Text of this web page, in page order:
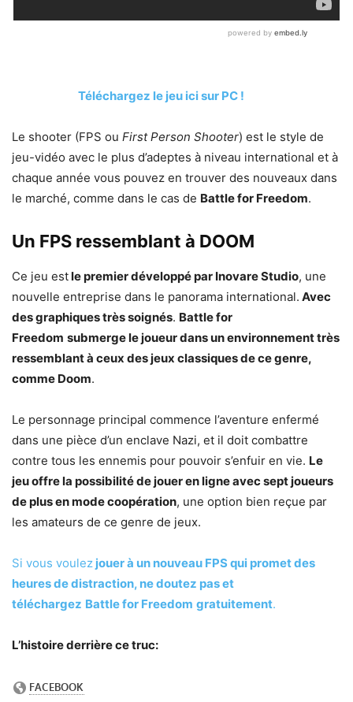
Téléchargez le jeu ici sur PC !
Le shooter (FPS ou First Person Shooter) est le style de
jeu-vidéo avec le plus d’adeptes à niveau international et à
chaque année vous pouvez en trouver des nouveaux dans
le marché, comme dans le cas de Battle for Freedom.
Un FPS ressemblant à DOOM
Ce jeu estle premier développé par Inovare Studio, une
nouvelle entreprise dans le panorama international. Avec
des graphiques très soignés. Battle for
Freedom submerge le joueur dans un environnement très
ressemblant à ceux des jeux classiques de ce genre,
comme Doom.
Le personnage principal commence l’aventure enfermé
dans une pièce d’un enclave Nazi, et il doit combattre
contre tous les ennemis pour pouvoir s’enfuir en vie. Le
jeu offre la possibilité de jouer en ligne avec sept joueurs
de plus en mode coopération, une option bien reçue par
les amateurs de ce genre de jeux.
Si vous voulez jouer à un nouveau FPS qui promet des
heures de distraction, ne doutez pas et
téléchargez Battle for Freedom gratuitement.
L’histoire derrière ce truc: